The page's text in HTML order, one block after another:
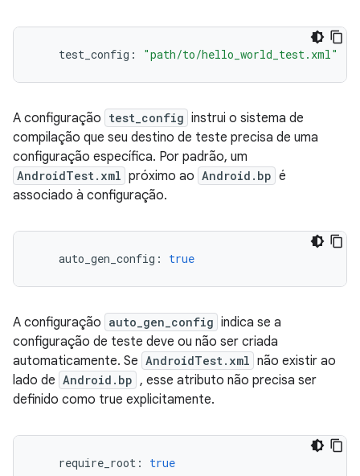
test_config : "path/to/hello_world_test.xml"
A configuração test_config instrui o sistema de
compilação que seu destino de teste precisa de uma
configuração específica. Por padrão, um
AndroidTest.xml próximo ao Android.bp é
associado à configuração.
auto_gen_config : true
A configuração auto_gen_config indica se a
configuração de teste deve ou não ser criada
automaticamente. Se AndroidTest.xml não existir ao
lado de Android.bp , esse atributo não precisa ser
definido como true explicitamente.
require_root : true